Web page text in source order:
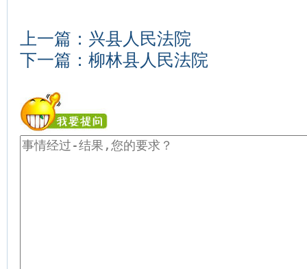
上一篇： 兴县人民法院
下一篇：柳林县人民法院